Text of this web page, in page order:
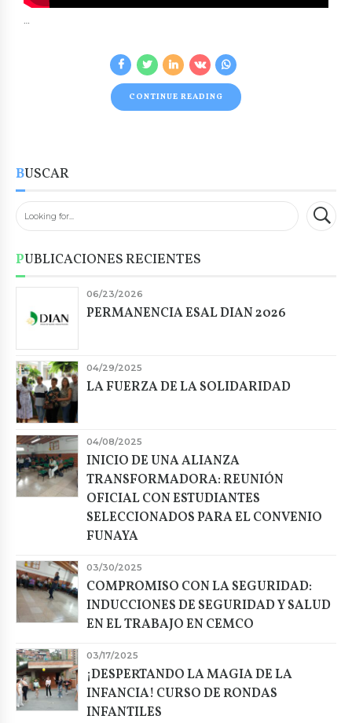
…
CONTINUE READING
BUSCAR
PUBLICACIONES RECIENTES
06/23/2026
PERMANENCIA ESAL DIAN 2026
04/29/2025
LA FUERZA DE LA SOLIDARIDAD
04/08/2025
INICIO DE UNA ALIANZA
TRANSFORMADORA: REUNIÓN
OFICIAL CON ESTUDIANTES
SELECCIONADOS PARA EL CONVENIO
FUNAYA
03/30/2025
COMPROMISO CON LA SEGURIDAD:
INDUCCIONES DE SEGURIDAD Y SALUD
EN EL TRABAJO EN CEMCO
03/17/2025
¡DESPERTANDO LA MAGIA DE LA
INFANCIA! CURSO DE RONDAS
INFANTILES